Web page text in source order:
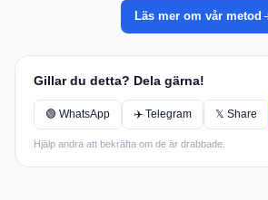
Läs mer om vår metod
Gillar du detta? Dela gärna!
🟢 WhatsApp ✈️ Telegram 𝕏 Share
Hjälp andra att bekräfta om de är drabbade.